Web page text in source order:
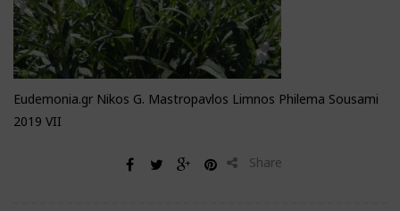
Eudemonia.gr Nikos G. Mastropavlos Limnos Philema Sousami
2019 VII
Share